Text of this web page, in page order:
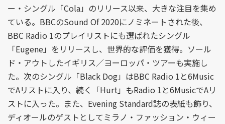
ー・シングル「Cola」のリリース以来、大きな注目を集め
ている。BBCのSound Of 2020にノミネートされた後、
BBC Radio 1のプレイリストにも選ばれたシングル
「Eugene」をリリースし、世界的な評価を獲得。ソール
ド・アウトしたイギリス／ヨーロッパ・ツアーも実施し
た。次のシングル「Black Dog」はBBC Radio 1と6Music
でAリストに入り、続く「Hurt」もRadio 1と6MusicでAリ
ストに入った。また、Evening Standard誌の表紙も飾り、
ディオールのゲストとしてミラノ・ファッション・ウィー